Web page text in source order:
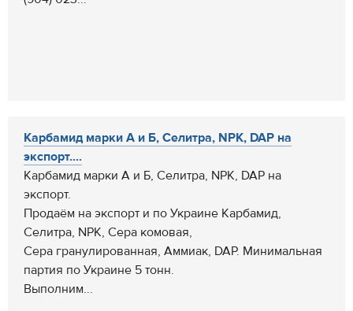
Карбамид марки A и Б, Селитра, NPK, DAP на
экспорт....
Карбамид марки A и Б, Селитра, NPK, DAP на
экспорт.
Продаём на экспорт и по Украине Карбамид,
Селитра, NPK, Сера комовая,
Сера гранулированная, Аммиак, DAP. Минимальная
партия по Украине 5 тонн.
Выполним...